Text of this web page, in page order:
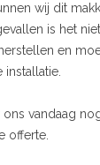
wij dit
is het
en
installatie.
ons vandaag
offerte.